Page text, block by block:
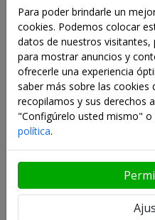
• 100% seguro para alimentos
estantes extraíbles.
• Fácil instalación sin
• Instalación independiente
todas las esquinas.
• Pisos cada 150 mm. ajustable
• Fácilmente movible o
• Construcción modular (esto
espacio disponible)
• Capacidad de carga pesada
• Numerosas opciones de
La estantería Fermostock
Caja
+ €
Caja
Para poder brindarle un
cookies. Podemos colocar
datos de nuestros
para mostrar anuncios y
ofrecerle una experiencia
saber más sobre las cookies
recopilamos y sus derechos
"Configúrelo usted mismo" o
política.